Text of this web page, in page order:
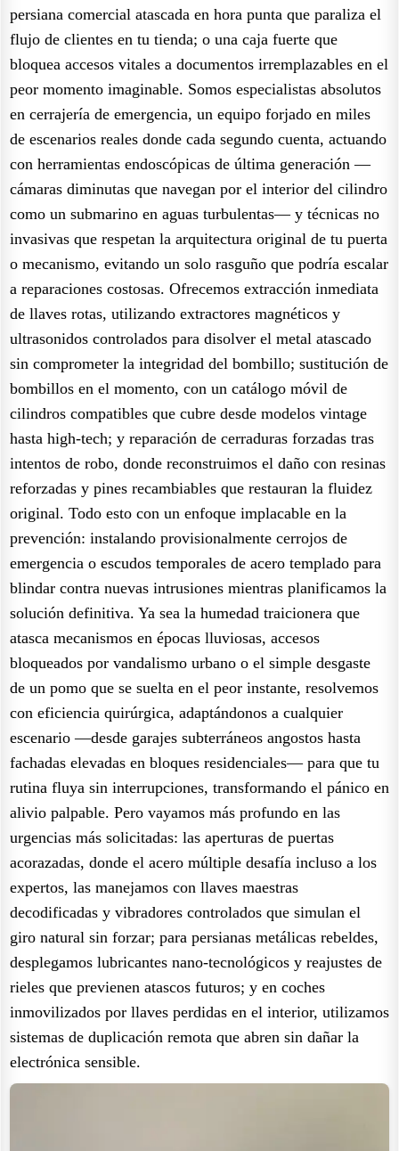
persiana comercial atascada en hora punta que paraliza el
flujo de clientes en tu tienda; o una caja fuerte que
bloquea accesos vitales a documentos irremplazables en el
peor momento imaginable. Somos especialistas absolutos
en cerrajería de emergencia, un equipo forjado en miles
de escenarios reales donde cada segundo cuenta, actuando
con herramientas endoscópicas de última generación —
cámaras diminutas que navegan por el interior del cilindro
como un submarino en aguas turbulentas— y técnicas no
invasivas que respetan la arquitectura original de tu puerta
o mecanismo, evitando un solo rasguño que podría escalar
a reparaciones costosas. Ofrecemos extracción inmediata
de llaves rotas, utilizando extractores magnéticos y
ultrasonidos controlados para disolver el metal atascado
sin comprometer la integridad del bombillo; sustitución de
bombillos en el momento, con un catálogo móvil de
cilindros compatibles que cubre desde modelos vintage
hasta high-tech; y reparación de cerraduras forzadas tras
intentos de robo, donde reconstruimos el daño con resinas
reforzadas y pines recambiables que restauran la fluidez
original. Todo esto con un enfoque implacable en la
prevención: instalando provisionalmente cerrojos de
emergencia o escudos temporales de acero templado para
blindar contra nuevas intrusiones mientras planificamos la
solución definitiva. Ya sea la humedad traicionera que
atasca mecanismos en épocas lluviosas, accesos
bloqueados por vandalismo urbano o el simple desgaste
de un pomo que se suelta en el peor instante, resolvemos
con eficiencia quirúrgica, adaptándonos a cualquier
escenario —desde garajes subterráneos angostos hasta
fachadas elevadas en bloques residenciales— para que tu
rutina fluya sin interrupciones, transformando el pánico en
alivio palpable. Pero vayamos más profundo en las
urgencias más solicitadas: las aperturas de puertas
acorazadas, donde el acero múltiple desafía incluso a los
expertos, las manejamos con llaves maestras
decodificadas y vibradores controlados que simulan el
giro natural sin forzar; para persianas metálicas rebeldes,
desplegamos lubricantes nano-tecnológicos y reajustes de
rieles que previenen atascos futuros; y en coches
inmovilizados por llaves perdidas en el interior, utilizamos
sistemas de duplicación remota que abren sin dañar la
electrónica sensible.